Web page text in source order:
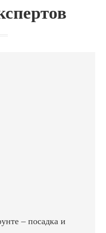
– посадка и